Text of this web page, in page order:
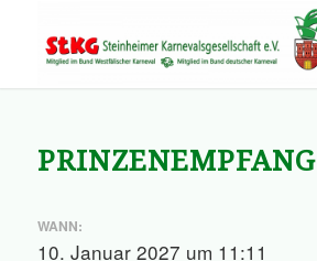
PRINZENEMPFANG
WANN:
10. Januar 2027 um 11:11